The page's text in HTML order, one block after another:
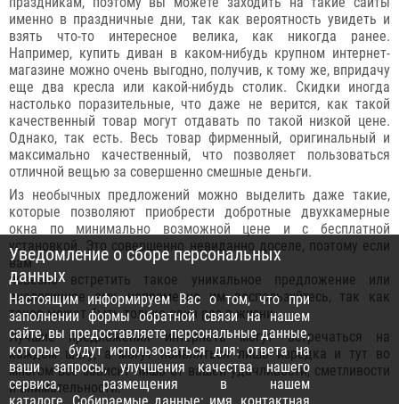
именно в праздничные дни, так как вероятность увидеть и
взять что-то интересное велика, как никогда ранее.
Например, купить диван в каком-нибудь крупном интернет-
магазине можно очень выгодно, получив, к тому же, впридачу
еще два кресла или какой-нибудь столик. Скидки иногда
настолько поразительные, что даже не верится, как такой
качественный товар могут отдавать по такой низкой цене.
Однако, так есть. Весь товар фирменный, оригинальный и
максимально качественный, что позволяет пользоваться
отличной вещью за совершенно смешные деньги.
Из необычных предложений можно выделить даже такие,
которые позволяют приобрести добротные двухкамерные
окна по минимально возможной цене и с бесплатной
установкой. Это совершенно невиданно доселе, поэтому если
вам
повезло встретить такое уникальное предложение или
аналогичное ему, непременно им воспользуйтесь, так как
такое может быть только один раз в жизни.
Лучшие предложения интернета могут встречаться на
каждом шагу, а могут появляться лишь изредка и тут во
многом все зависит лишь от вашей удачливости, сметливости
и внимательности.
Уведомление о сборе персональных
данных
Настоящим информируем Вас о том, что при
заполнении формы обратной связи на нашем
сайте, вы предоставляете персональные данные,
которые будут использоваться для: ответа на
ваши запросы, улучшения качества нашего
сервиса, размещения в нашем